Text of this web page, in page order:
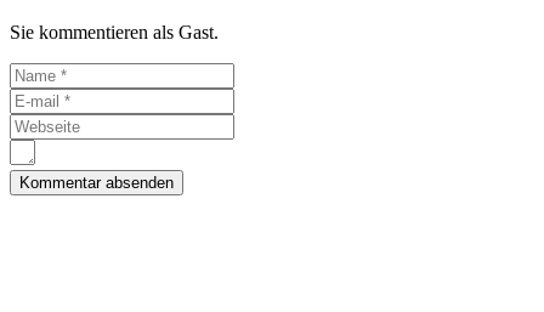
Sie kommentieren als Gast.